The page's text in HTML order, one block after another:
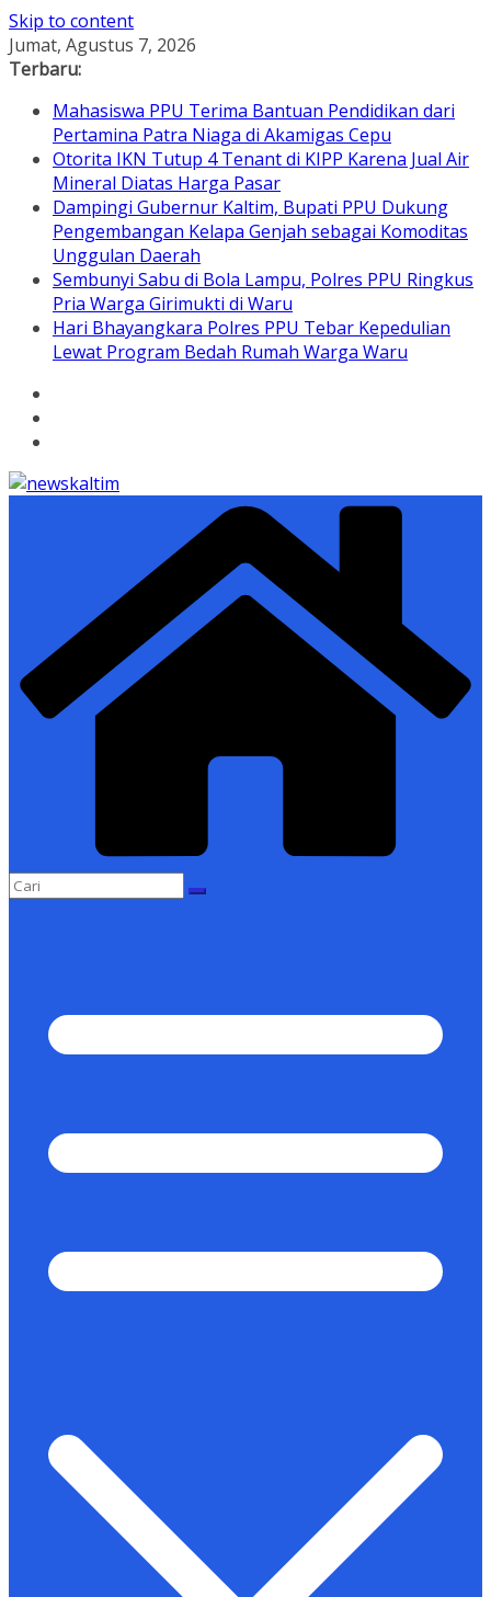
Skip to content
Jumat, Agustus 7, 2026
Terbaru:
Mahasiswa PPU Terima Bantuan Pendidikan dari
Pertamina Patra Niaga di Akamigas Cepu
Otorita IKN Tutup 4 Tenant di KIPP Karena Jual Air
Mineral Diatas Harga Pasar
Dampingi Gubernur Kaltim, Bupati PPU Dukung
Pengembangan Kelapa Genjah sebagai Komoditas
Unggulan Daerah
Sembunyi Sabu di Bola Lampu, Polres PPU Ringkus
Pria Warga Girimukti di Waru
Hari Bhayangkara Polres PPU Tebar Kepedulian
Lewat Program Bedah Rumah Warga Waru